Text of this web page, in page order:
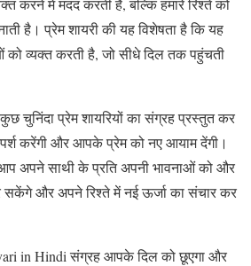
करने में मदद करती है, बल्कि हमारे रिश्ते को
है। प्रेम शायरी की यह विशेषता है कि यह
को व्यक्त करती है, जो सीधे दिल तक पहुंचती
चुनिंदा प्रेम शायरियों का संग्रह प्रस्तुत कर
करेंगी और आपके प्रेम को नए आयाम देंगी।
अपने साथी के प्रति अपनी भावनाओं को और
सकेंगे और अपने रिश्ते में नई ऊर्जा का संचार कर
in Hindi संग्रह आपके दिल को छूएगा और